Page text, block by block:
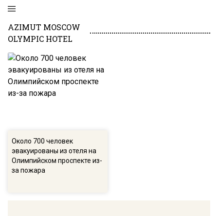
AZIMUT MOSCOW
OLYMPIC HOTEL
Около 700 человек
эвакуированы из отеля на
Олимпийском проспекте из-
за пожара